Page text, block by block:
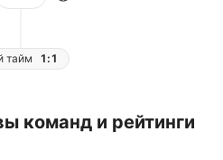
тайм 1:1
команд и рейтинги